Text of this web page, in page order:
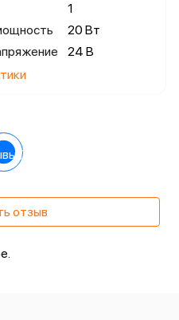
1
20 Вт
24 В
(0)
отзыв